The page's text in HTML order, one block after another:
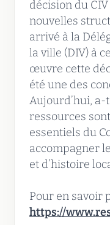
décision du
nouvelles
arrivé à la
la ville (DIV) à
œuvre cette
été une des
Aujourd’hui, a-
ressources
essentiels du
accompagner
et d’histoire
Pour en savoir
https://